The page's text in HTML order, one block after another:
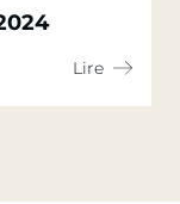
Lire